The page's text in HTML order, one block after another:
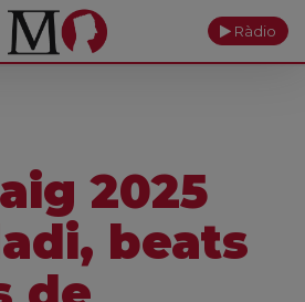
Ràdio
2025
beats